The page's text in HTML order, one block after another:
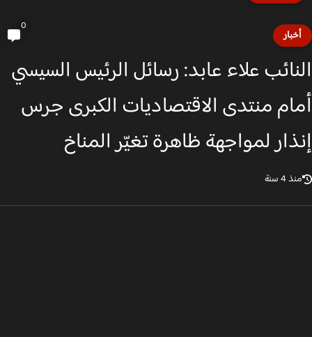
علاء عابد: رسائل الرئيس السيسي
منتدى الاقتصاديات الكبرى جرس
لمواجهة ظاهرة تغيّر المناخ
4 سنة